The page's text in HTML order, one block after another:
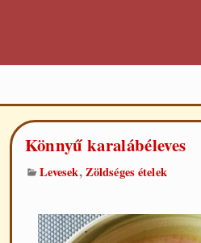
Könnyű karalábéleves
Levesek,Zöldséges ételek